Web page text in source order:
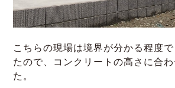
こちらの現場は境界が分かる程度
たので、コンクリートの高さに合
た。